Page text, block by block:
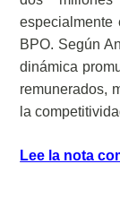
especialmente
BPO. Según
dinámica
remunerados,
la
Lee la nota